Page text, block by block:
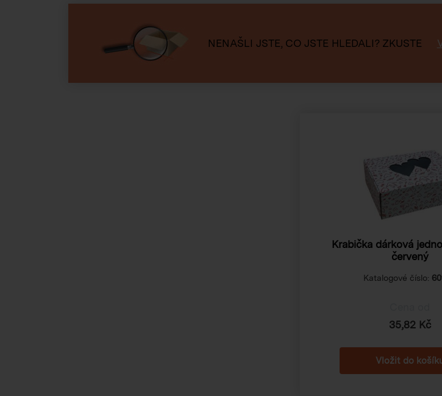
NENAŠLI JSTE, CO JSTE HLEDALI? ZKUSTE
Krabička dárková
červený
Katalogové číslo:
35,82 Kč